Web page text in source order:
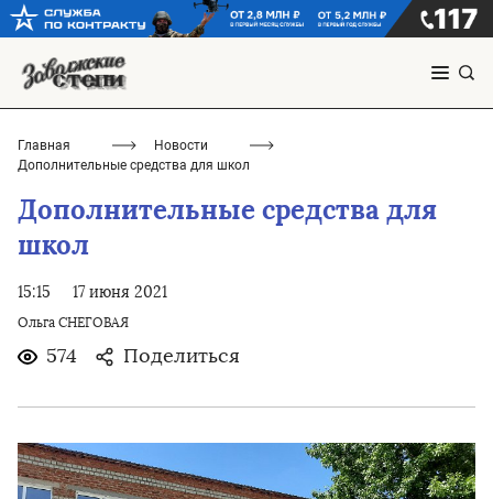
Главная
Новости
Дополнительные средства для школ
Дополнительные средства для
школ
15:15 17 июня 2021
Ольга СНЕГОВАЯ
574 Поделиться